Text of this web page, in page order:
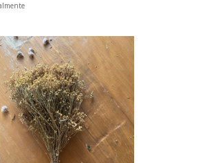
flores secas en tonos suaves y delicados,
un ambiente cálido en cualquier rincón de